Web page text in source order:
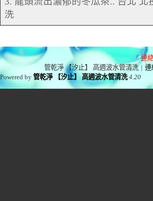
洗
連
管乾淨 【汐止】 高週波水管清洗 | 連
Powered by管乾淨 【汐止】 高週波水管清洗 4.20